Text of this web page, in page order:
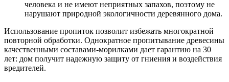
человека и не имеют неприятных запахов, поэтому не
нарушают природной экологичности деревянного дома.
Использование пропиток позволит избежать многократной
повторной обработки. Однократное пропитывание древесины
качественными составами-морилками дает гарантию на 30
лет: дом получит надежную защиту от гниения и воздействия
вредителей.